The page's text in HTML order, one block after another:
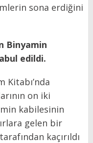
sona erdiğini
Binyamin
edildi.
Kitabı’nda
on iki
kabilesinin
gelen bir
kaçırıldı